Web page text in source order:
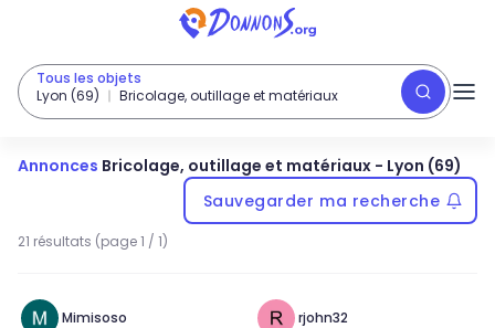
Tous les objets
Lyon (69)
Bricolage, outillage et matériaux
Annonces Bricolage, outillage et matériaux - Lyon (69)
Sauvegarder ma recherche
21 résultats (page 1 / 1)
Mimisoso rjohn32